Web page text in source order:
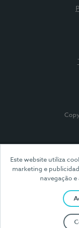
Este website utiliza
marketing e
navegação e